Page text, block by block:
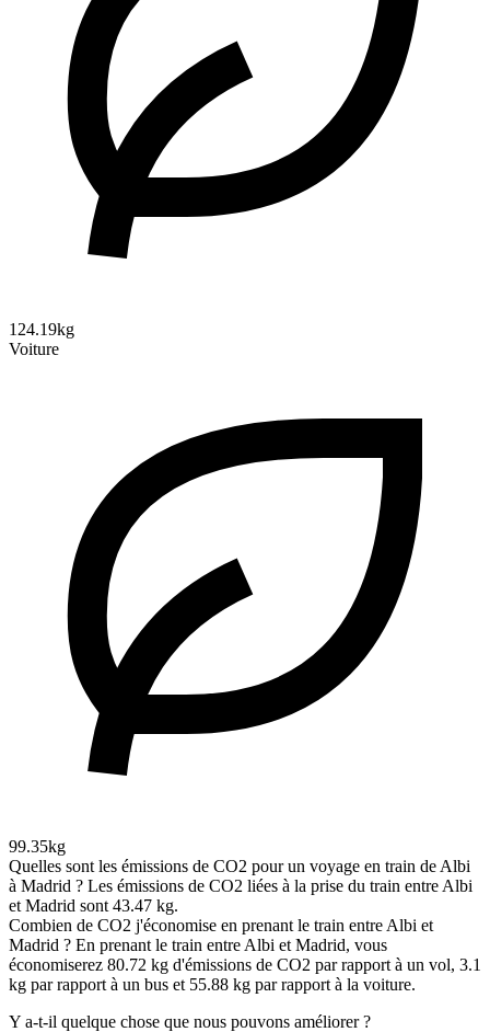
124.19kg
Voiture
99.35kg
Quelles sont les émissions de CO2 pour un voyage en train de Albi
à Madrid ? Les émissions de CO2 liées à la prise du train entre Albi
et Madrid sont 43.47 kg.
Combien de CO2 j'économise en prenant le train entre Albi et
Madrid ? En prenant le train entre Albi et Madrid, vous
économiserez 80.72 kg d'émissions de CO2 par rapport à un vol, 3.1
kg par rapport à un bus et 55.88 kg par rapport à la voiture.
Y a-t-il quelque chose que nous pouvons améliorer ?